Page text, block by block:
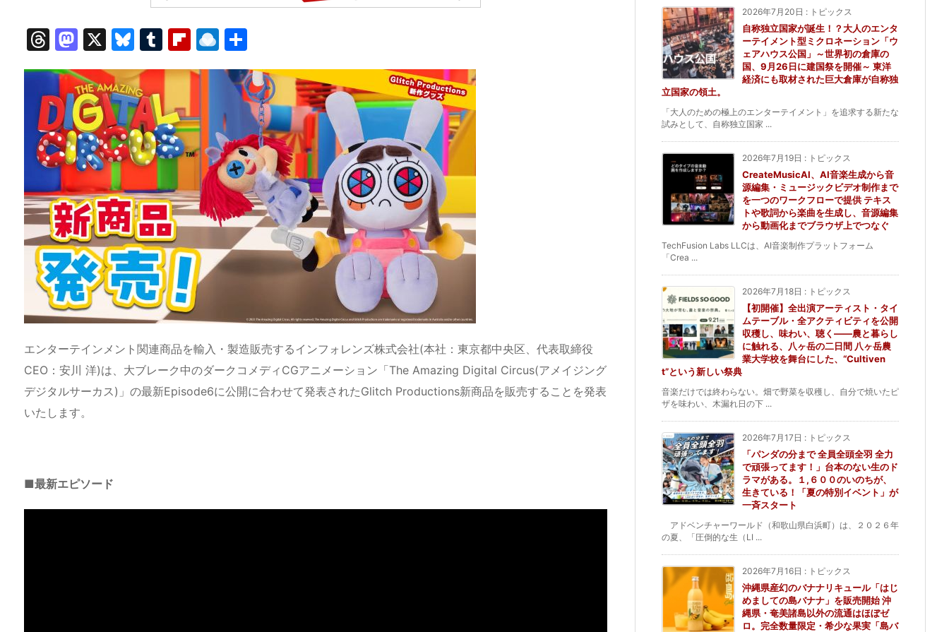
T
hr
e
a
d
s
M
a
st
o
d
o
n
X
Bl
u
e
s
k
y
T
u
m
bl
r
Fl
ip
b
ar
d
R
ai
n
dr
o
p.
io
有
エンターテインメント関連商品を輸入・製造販売するインフォレンズ株式会社(本社：東京都中央区、代表取締役
CEO：安川 洋)は、大ブレーク中のダークコメディCGアニメーション「The Amazing Digital Circus(アメイジング
デジタルサーカス)」の最新Episode6に公開に合わせて発表されたGlitch Productions新商品を販売することを発表
いたします。
■最新エピソード
2026年7月20日 : トピックス
自称独立国家が誕生！？大人のエンタ
ーテイメント型ミクロネーション「ウ
ェアハウス公国」～世界初の倉庫の
国、9月26日に建国祭を開催～ 東洋
経済にも取材された巨大倉庫が自称独
立国家の領土。
「大人のための極上のエンターテイメント」を追求する新たな
試みとして、自称独立国家 ...
2026年7月19日 : トピックス
CreateMusicAI、AI音楽生成から音
源編集・ミュージックビデオ制作まで
を一つのワークフローで提供 テキス
トや歌詞から楽曲を生成し、音源編集
から動画化までブラウザ上でつなぐ
TechFusion Labs LLCは、AI音楽制作プラットフォーム
「Crea ...
2026年7月18日 : トピックス
【初開催】全出演アーティスト・タイ
ムテーブル・全アクティビティを公開
収穫し、味わい、聴く——農と暮らし
に触れる、八ヶ岳の二日間 八ヶ岳農
業大学校を舞台にした、“Cultiven
t”という新しい祭典
音楽だけでは終わらない。畑で野菜を収穫し、自分で焼いたピ
ザを味わい、木漏れ日の下 ...
2026年7月17日 : トピックス
「パンダの分まで 全員全頭全羽 全力
で頑張ってます！」台本のない生のド
ラマがある。１,６００のいのちが、
生きている！「夏の特別イベント」が
一斉スタート
アドベンチャーワールド（和歌山県白浜町）は、２０２６年
の夏、「圧倒的な生（LI ...
2026年7月16日 : トピックス
沖縄県産幻のバナナリキュール「はじ
めましての島バナナ」を販売開始 沖
縄県・奄美諸島以外の流通はほぼゼ
ロ。完全数量限定・希少な果実「島バ